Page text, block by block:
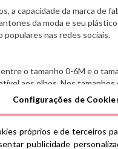
a capacidade da marca de
da moda e seu
populares nas redes sociais.
o tamanho 0-6M e o
aos olhos. Nos tamanhos
curto e mais largo na parte
trocar a chupeta a
(seja qual for a marca)
pode fazer com que a
Configurações de
próprios e de terceiros
publicidade